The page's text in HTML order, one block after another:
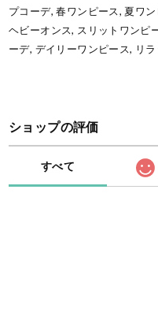
プコーデ, 春ワンピース, 夏ワ
ヘビーオンス, スリットワンピ
ーデ, デイリーワンピース, リ
ショップの評価
すべて